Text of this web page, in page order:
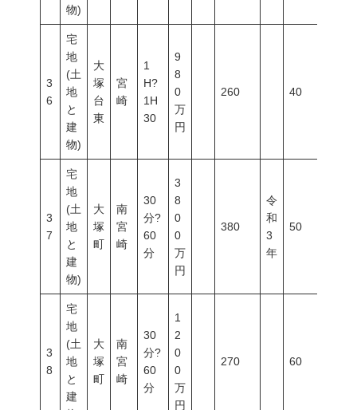
物)
3
6
宅
地
(土
地
と
建
物)
大
塚
台
東
宮
崎
1
H?
1H
30
9
8
0
万
円
260 40
3
7
宅
地
(土
地
と
建
物)
大
塚
町
南
宮
崎
30
分?
60
分
3
8
0
0
万
円
380
令
和
3
年
50
3
8
宅
地
(土
地
と
建
大
塚
町
南
宮
崎
30
分?
60
分
1
2
0
0
万
円
270 60